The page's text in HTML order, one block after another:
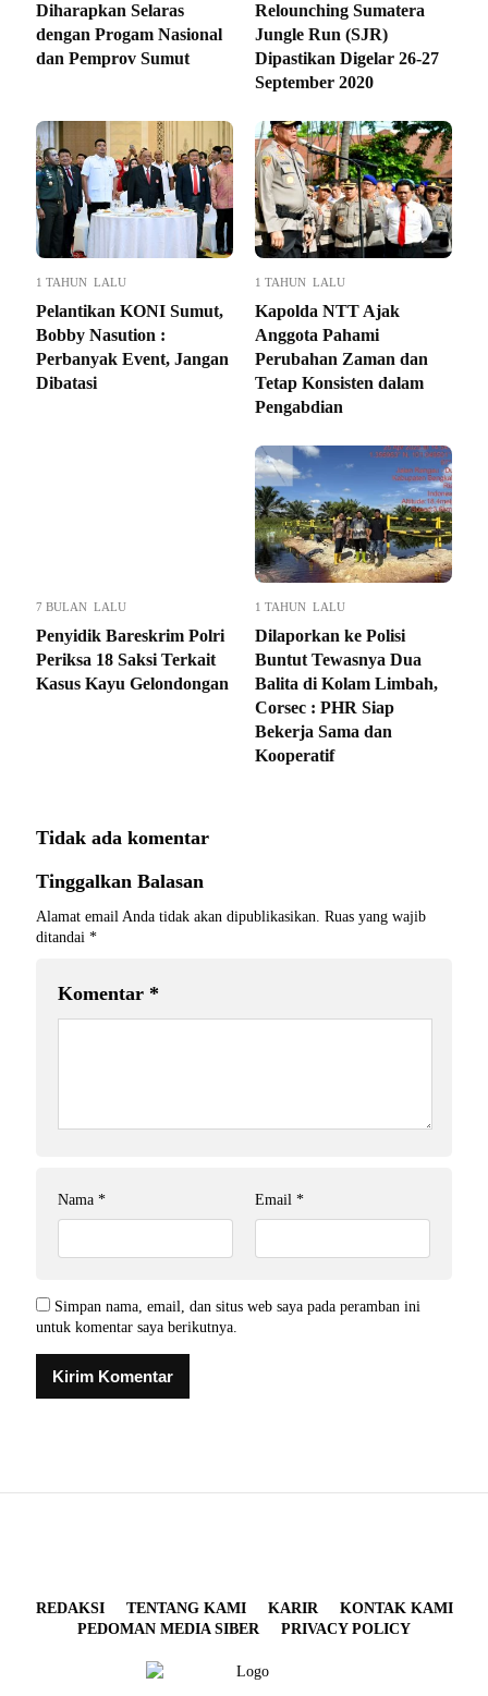
Diharapkan Selaras
dengan Progam Nasional
dan Pemprov Sumut
Relounching Sumatera
Jungle Run (SJR)
Dipastikan Digelar 26-27
September 2020
1 TAHUN LALU
Pelantikan KONI Sumut,
Bobby Nasution :
Perbanyak Event, Jangan
Dibatasi
1 TAHUN LALU
Kapolda NTT Ajak
Anggota Pahami
Perubahan Zaman dan
Tetap Konsisten dalam
Pengabdian
7 BULAN LALU
Penyidik Bareskrim Polri
Periksa 18 Saksi Terkait
Kasus Kayu Gelondongan
1 TAHUN LALU
Dilaporkan ke Polisi
Buntut Tewasnya Dua
Balita di Kolam Limbah,
Corsec : PHR Siap
Bekerja Sama dan
Kooperatif
Tidak ada komentar
Tinggalkan Balasan
Alamat email Anda tidak akan dipublikasikan. Ruas yang wajib
ditandai *
Komentar *
Nama * Email *
Simpan nama, email, dan situs web saya pada peramban ini
untuk komentar saya berikutnya.
REDAKSI TENTANG KAMI KARIR
KONTAK KAMI
PEDOMAN MEDIA SIBER
PRIVACY POLICY